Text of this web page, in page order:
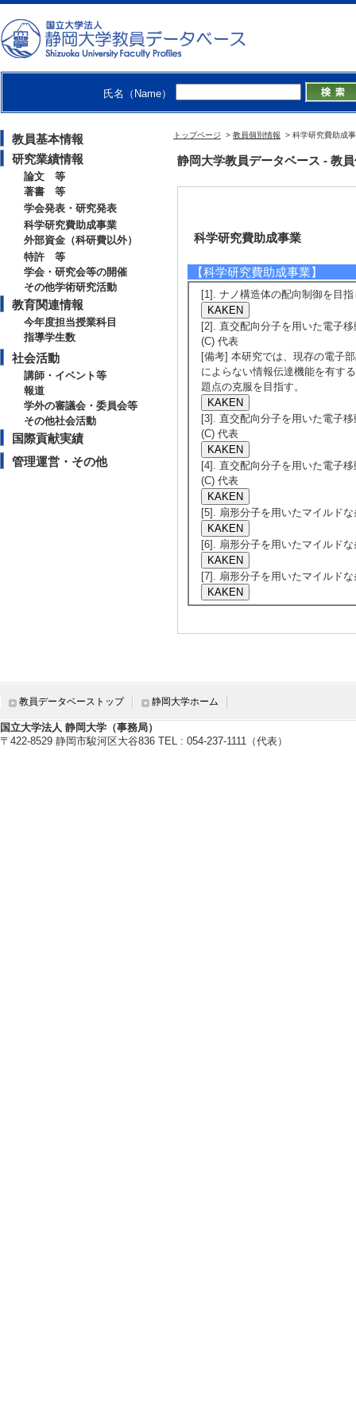
氏名（Name）
教員基本情報
研究業績情報
論文 等
著書 等
学会発表・研究発表
科学研究費助成事業
外部資金（科研費以外）
特許 等
学会・研究会等の開催
その他学術研究活動
教育関連情報
今年度担当授業科目
指導学生数
社会活動
講師・イベント等
報道
学外の審議会・委員会等
その他社会活動
国際貢献実績
管理運営・その他
トップページ > 教員個別情報 > 科学研究費助成
静岡大学教員データベース - 教
科学研究費助成事業
【科学研究費助成事業】
[1]. ナノ構造体の配向制御を目
[2]. 直交配向分子を用いた電子
(C) 代表
[備考] 本研究では、現存の電子
によらない情報伝達機能を有す
題点の克服を目指す。
[3]. 直交配向分子を用いた電子
(C) 代表
[4]. 直交配向分子を用いた電子
(C) 代表
[5]. 扇形分子を用いたマイルド
[6]. 扇形分子を用いたマイルド
[7]. 扇形分子を用いたマイルド
教員データベーストップ 静岡大学ホーム
国立大学法人 静岡大学（事務局）
〒422-8529 静岡市駿河区大谷836 TEL : 054-237-1111（代表）